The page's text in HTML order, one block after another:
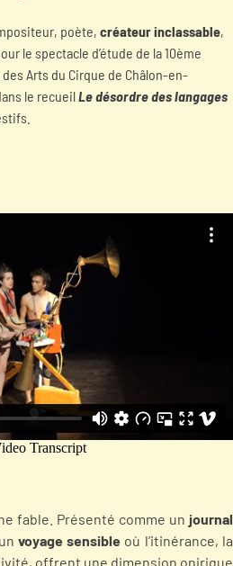
poète, créateur inclassable,
le spectacle d’étude de la 10ème
Arts du Cirque de Châlon-en-
le recueilLe désordre des langages
fable. Présenté comme un journal
voyage sensible où l’itinérance, la
offrent une dimension onirique